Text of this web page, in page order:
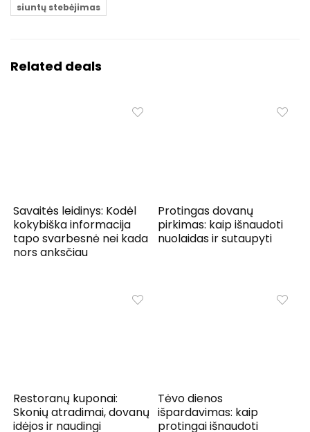
siuntų stebėjimas
Related deals
Savaitės leidinys: Kodėl
kokybiška informacija
tapo svarbesnė nei kada
nors anksčiau
Protingas dovanų
pirkimas: kaip išnaudoti
nuolaidas ir sutaupyti
Restoranų kuponai:
Skonių atradimai, dovanų
idėjos ir naudingi
Tėvo dienos
išpardavimas: kaip
protingai išnaudoti